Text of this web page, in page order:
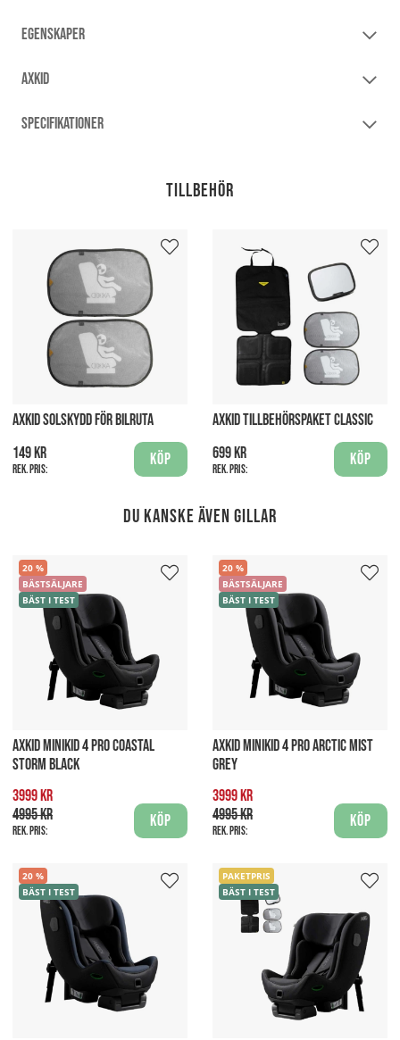
EGENSKAPER
AXKID
SPECIFIKATIONER
Tillbehör
AXKID SOLSKYDD FÖR BILRUTA
149 kr
Rek. pris:
Köp
AXKID TILLBEHÖRSPAKET CLASSIC
699 kr
Rek. pris:
Köp
Du kanske även gillar
20
BÄSTSÄLJARE
BÄST I TEST
AXKID MINIKID 4 PRO COASTAL
STORM BLACK
3999 kr
4995 kr
Rek. pris:
Köp
20
BÄSTSÄLJARE
BÄST I TEST
AXKID MINIKID 4 PRO ARCTIC MIST
GREY
3999 kr
4995 kr
Rek. pris:
Köp
20
BÄST I TEST
PAKETPRIS
BÄST I TEST